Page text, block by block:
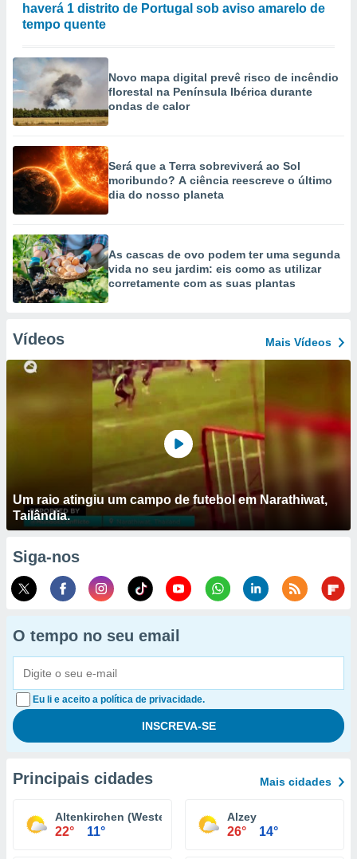
haverá 1 distrito de Portugal sob aviso amarelo de
tempo quente
Novo mapa digital prevê risco de incêndio
florestal na Península Ibérica durante
ondas de calor
Será que a Terra sobreviverá ao Sol
moribundo? A ciência reescreve o último
dia do nosso planeta
As cascas de ovo podem ter uma segunda
vida no seu jardim: eis como as utilizar
corretamente com as suas plantas
Vídeos Mais Vídeos
Um raio atingiu um campo de futebol em Narathiwat,
Tailândia.
Siga-nos
O tempo no seu email
Eu li e aceito a política de privacidade.
Principais cidades Mais cidades
Altenkirchen (Westerwald)
22° 11°
Alzey
26° 14°